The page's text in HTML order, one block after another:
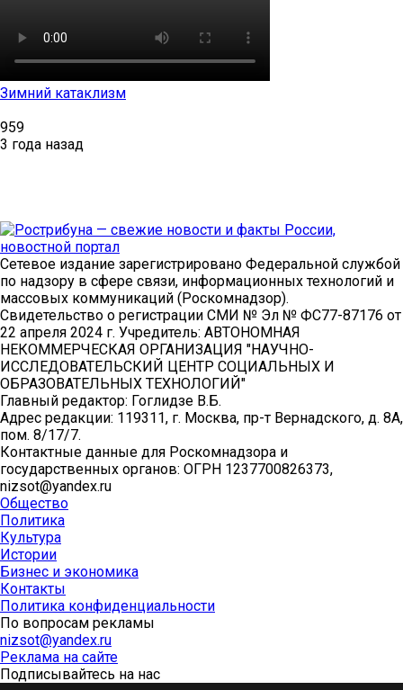
Зимний катаклизм
959
3 года назад
Сетевое издание зарегистрировано Федеральной службой
по надзору в сфере связи, информационных технологий и
массовых коммуникаций (Роскомнадзор).
Свидетельство о регистрации СМИ № Эл № ФС77-87176 от
22 апреля 2024 г. Учредитель: АВТОНОМНАЯ
НЕКОММЕРЧЕСКАЯ ОРГАНИЗАЦИЯ "НАУЧНО-
ИССЛЕДОВАТЕЛЬСКИЙ ЦЕНТР СОЦИАЛЬНЫХ И
ОБРАЗОВАТЕЛЬНЫХ ТЕХНОЛОГИЙ"
Главный редактор: Гоглидзе В.Б.
Адрес редакции: 119311, г. Москва, пр-т Вернадского, д. 8А,
пом. 8/17/7.
Контактные данные для Роскомнадзора и
государственных органов: ОГРН 1237700826373,
nizsot@yandex.ru
Общество
Политика
Культура
Истории
Бизнес и экономика
Контакты
Политика конфиденциальности
По вопросам рекламы
nizsot@yandex.ru
Реклама на сайте
Подписывайтесь на нас